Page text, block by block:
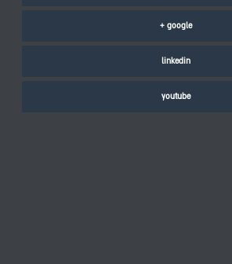
google +
linkedin
youtube